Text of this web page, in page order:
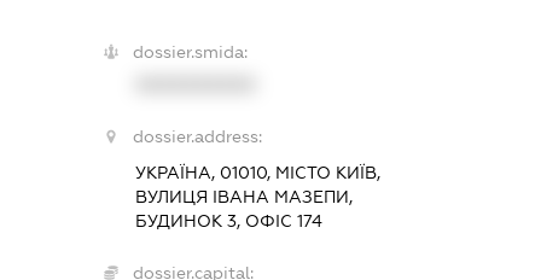
dossier.smida:
dossier.address:
УКРАЇНА, 01010, МІСТО КИЇВ,
ВУЛИЦЯ ІВАНА МАЗЕПИ,
БУДИНОК 3, ОФІС 174
dossier.capital: